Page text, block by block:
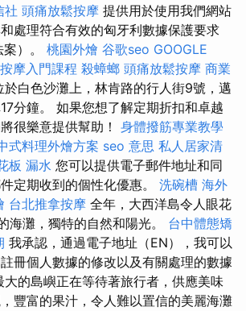
社 頭痛放鬆按摩 提供用於使用我們網站
處理符合有效的匈牙利數據保護要求
案）。 桃園外燴 谷歌seo GOOGLE
摩入門課程 殺蟑螂 頭痛放鬆按摩 商業
於白色沙灘上，林肯路的行人街9號，邁
分鐘。 如果您想了解定期折扣和卓越
很樂意提供幫助！ 身體撥筋專業教學
式料理外燴方案 seo 意思 私人居家清
板 漏水 您可以提供電子郵件地址和同
定期收到的個性化優惠。 洗碗槽 海外
台北推拿按摩 全年，大西洋島令人眼花
海灘，獨特的自然和陽光。 台中體態矯
我承認，通過電子地址（EN），我可以
冊個人數據的修改以及有關處理的數據
的島嶼正在等待著旅行者，供應美味
豐富的果汁，令人難以置信的美麗海灘